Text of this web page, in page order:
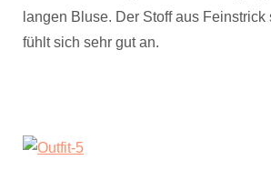
langen Bluse. Der Stoff aus Feinstrick
fühlt sich sehr gut an.